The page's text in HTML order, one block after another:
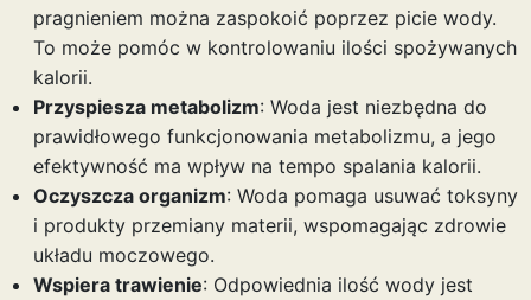
pragnieniem można zaspokoić poprzez picie wody.
To może pomóc w kontrolowaniu ilości spożywanych
kalorii.
Przyspiesza metabolizm: Woda jest niezbędna do
prawidłowego funkcjonowania metabolizmu, a jego
efektywność ma wpływ na tempo spalania kalorii.
Oczyszcza organizm: Woda pomaga usuwać toksyny
i produkty przemiany materii, wspomagając zdrowie
układu moczowego.
Wspiera trawienie: Odpowiednia ilość wody jest